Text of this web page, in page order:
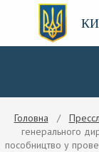
Головна /
генерального
пособництво у